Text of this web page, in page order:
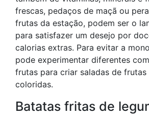
frescas, pedaços de maçã ou
frutas da estação, podem ser o
para satisfazer um desejo por
calorias extras. Para evitar a
pode experimentar diferentes
frutas para criar saladas de frutas
coloridas.
Batatas fritas de